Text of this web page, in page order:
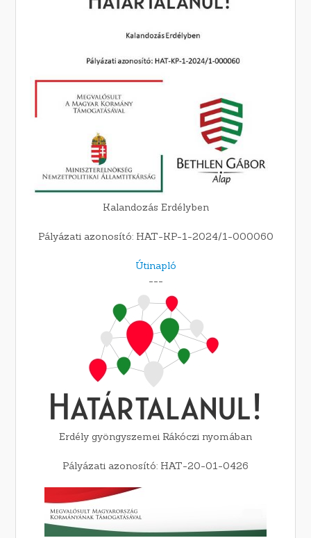
Kalandozás Erdélyben
Pályázati azonosító: HAT-KP-1-2024/1-000060
Útinapló
---
Erdély gyöngyszemei Rákóczi nyomában
Pályázati azonosító: HAT-20-01-0426